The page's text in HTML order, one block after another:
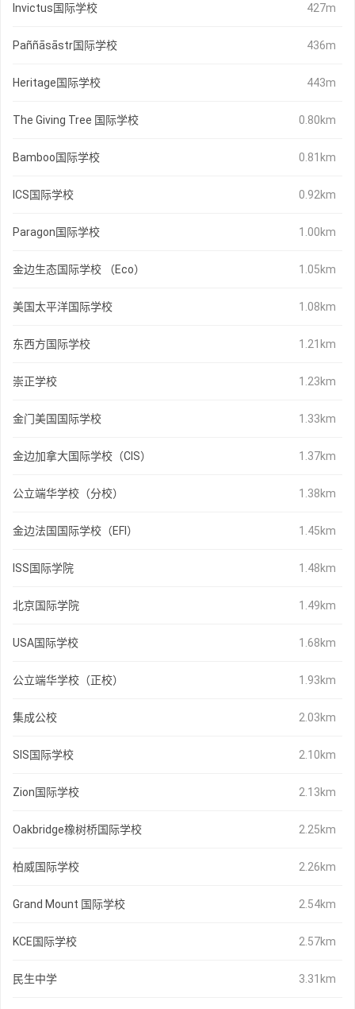
Invictus国际学校 427m
Paññāsāstr国际学校 436m
Heritage国际学校 443m
The Giving Tree 国际学校 0.80km
Bamboo国际学校 0.81km
ICS国际学校 0.92km
Paragon国际学校 1.00km
金边生态国际学校 （Eco） 1.05km
美国太平洋国际学校 1.08km
东西方国际学校 1.21km
崇正学校 1.23km
金门美国国际学校 1.33km
金边加拿大国际学校（CIS） 1.37km
公立端华学校（分校） 1.38km
金边法国国际学校（EFI） 1.45km
ISS国际学院 1.48km
北京国际学院 1.49km
USA国际学校 1.68km
公立端华学校（正校） 1.93km
集成公校 2.03km
SIS国际学校 2.10km
Zion国际学校 2.13km
Oakbridge橡树桥国际学校 2.25km
柏威国际学校 2.26km
Grand Mount 国际学校 2.54km
KCE国际学校 2.57km
民生中学 3.31km